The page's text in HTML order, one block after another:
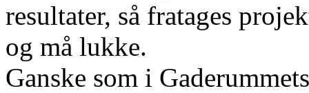
resultater, så fratages
og må lukke.
Ganske som i